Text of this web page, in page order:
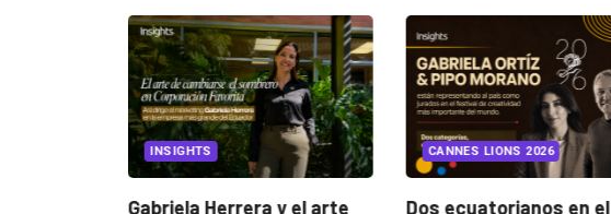
INSIGHTS
Gabriela Herrera y el arte
CANNES LIONS 2026
Dos ecuatorianos en el